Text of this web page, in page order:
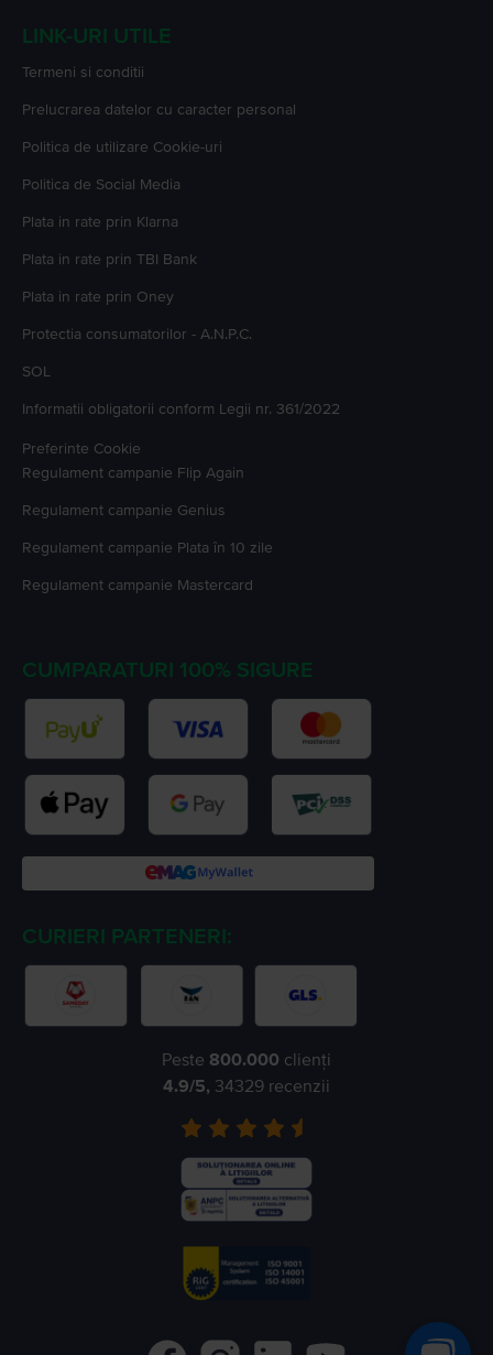
LINK-URI UTILE
Termeni si conditii
Prelucrarea datelor cu caracter personal
Politica de utilizare Cookie-uri
Politica de Social Media
Plata in rate prin Klarna
Plata in rate prin TBI Bank
Plata in rate prin Oney
Protectia consumatorilor - A.N.P.C.
SOL
Informatii obligatorii conform Legii nr. 361/2022
Preferinte Cookie
Regulament campanie Flip Again
Regulament campanie Genius
Regulament campanie Plata în 10 zile
Regulament campanie Mastercard
CUMPARATURI 100% SIGURE
CURIERI PARTENERI:
Peste 800.000 clienți
4.9/5, 34329 recenzii